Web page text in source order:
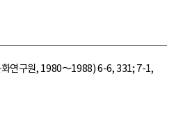
연구원, 1980～1988) 6-6, 331; 7-1,